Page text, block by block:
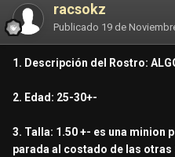
racsokz
Publicado 19 de
1. Descripción del Rostro:
2. Edad: 25-30+-
3. Talla: 1.50 +- es una minion
parada al costado de las otras